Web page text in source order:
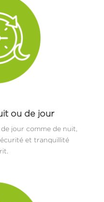
ou de jour
jour comme de nuit,
et tranquillité